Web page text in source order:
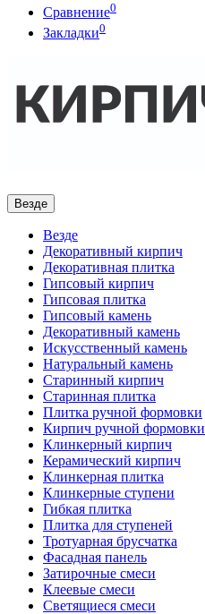
Сравнение0
Закладки0
Везде
Везде
Декоративный кирпич
Декоративная плитка
Гипсовый кирпич
Гипсовая плитка
Гипсовый камень
Декоративный камень
Искусственный камень
Натуральный камень
Старинный кирпич
Старинная плитка
Плитка ручной формовки
Кирпич ручной формовки
Клинкерный кирпич
Керамический кирпич
Клинкерная плитка
Клинкерные ступени
Гибкая плитка
Плитка для ступеней
Тротуарная брусчатка
Фасадная панель
Затирочные смеси
Клеевые смеси
Светящиеся смеси